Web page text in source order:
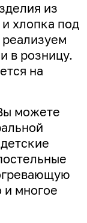
из
хлопка под
в розницу.
на
можете
и многое